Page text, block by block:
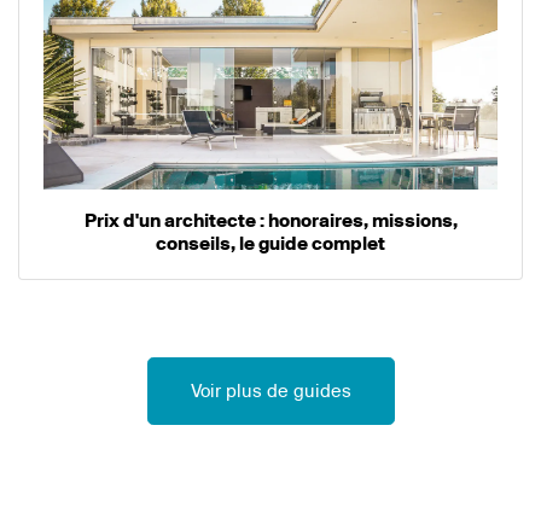
Prix d'un architecte : honoraires, missions,
conseils, le guide complet
Voir plus de guides